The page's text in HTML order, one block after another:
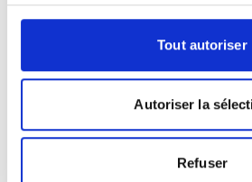
Tout autoriser
Autoriser la
Refuser
gestion simplifiée. Engagée
et la proximité, elle s’impose
partenaire de confiance en